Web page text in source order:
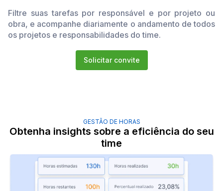
Filtre suas tarefas por responsável e por projeto ou
obra, e acompanhe diariamente o andamento de todos
os projetos e responsabilidades do time.
Solicitar convite
GESTÃO DE HORAS
Obtenha insights sobre a eficiência do seu
time